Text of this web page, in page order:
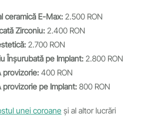
ceramică E-Max: 2.500 RON
Zirconiu: 2.400 RON
2.700 RON
Înșurubată pe Implant: 2.800 RON
provizorie:400 RON
provizorie pe Implant:800 RON
unei coroaneși al altor lucrări